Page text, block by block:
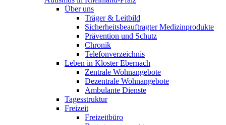
Über uns
Träger & Leitbild
Sicherheitsbeauftragter Medizinprodukte
Prävention und Schutz
Chronik
Telefonverzeichnis
Leben in Kloster Ebernach
Zentrale Wohnangebote
Dezentrale Wohnangebote
Ambulante Dienste
Tagesstruktur
Freizeit
Freizeitbüro